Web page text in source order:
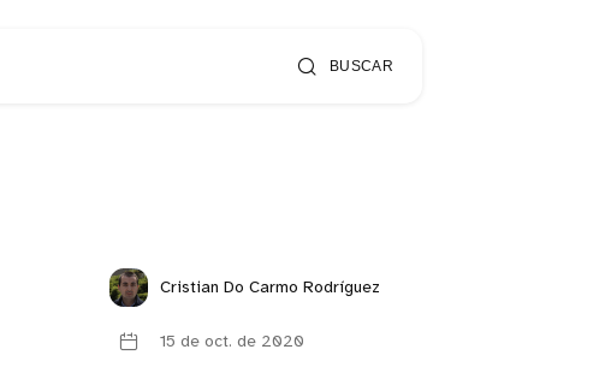
BUSCAR
Cristian Do Carmo Rodríguez
15 de oct. de 2020